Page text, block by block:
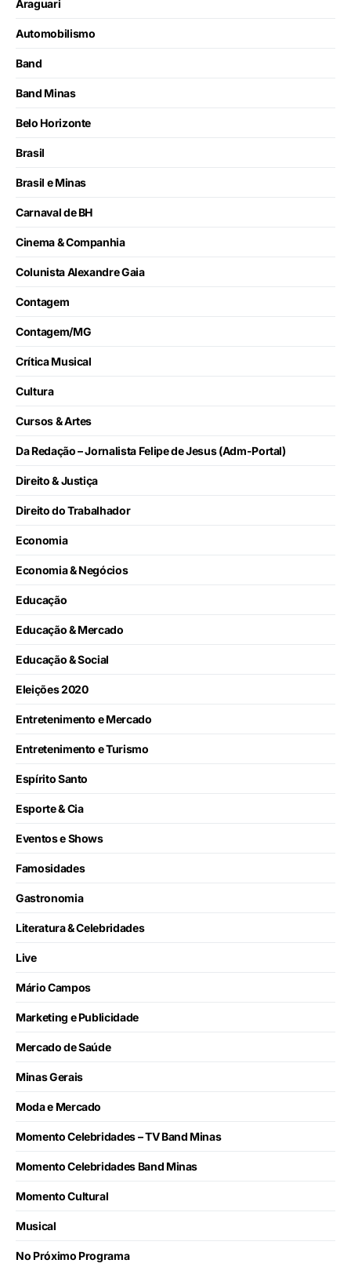
Araguari
Automobilismo
Band
Band Minas
Belo Horizonte
Brasil
Brasil e Minas
Carnaval de BH
Cinema & Companhia
Colunista Alexandre Gaia
Contagem
Contagem/MG
Crítica Musical
Cultura
Cursos & Artes
Da Redação – Jornalista Felipe de Jesus (Adm-Portal)
Direito & Justiça
Direito do Trabalhador
Economia
Economia & Negócios
Educação
Educação & Mercado
Educação & Social
Eleições 2020
Entretenimento e Mercado
Entretenimento e Turismo
Espírito Santo
Esporte & Cia
Eventos e Shows
Famosidades
Gastronomia
Literatura & Celebridades
Live
Mário Campos
Marketing e Publicidade
Mercado de Saúde
Minas Gerais
Moda e Mercado
Momento Celebridades – TV Band Minas
Momento Celebridades Band Minas
Momento Cultural
Musical
No Próximo Programa